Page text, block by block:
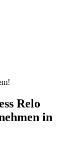
Relo
in